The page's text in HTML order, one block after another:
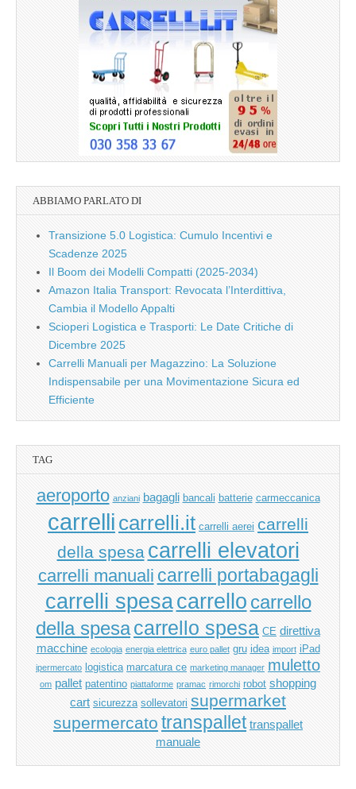
ABBIAMO PARLATO DI
Transizione 5.0 Logistica: Cumulo Incentivi e
Scadenze 2025
Il Boom dei Modelli Compatti (2025-2034)
Amazon Italia Transport: Revocata l’Interdittiva,
Cambia il Modello Appalti
Scioperi Logistica e Trasporti: Le Date Critiche di
Dicembre 2025
Carrelli Manuali per Magazzino: La Soluzione
Indispensabile per una Movimentazione Sicura ed
Efficiente
TAG
aeroporto anziani bagagli bancali batterie carmeccanica
carrelli carrelli.it carrelli aerei carrelli
della spesa carrelli elevatori
carrelli manuali carrelli portabagagli
carrelli spesacarrello carrello
della spesacarrello spesa CE direttiva
macchine ecologia energia elettrica euro pallet gru idea import iPad
ipermercato logistica marcatura ce marketing manager muletto
om pallet patentino piattaforme pramac rimorchi robot shopping
cart sicurezza sollevatori supermarket
supermercato transpallet transpallet
manuale